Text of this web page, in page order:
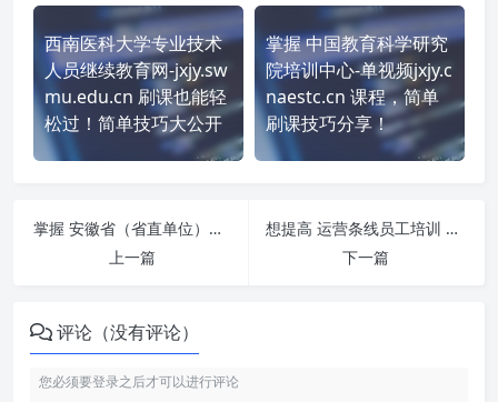
西南医科大学专业技术
人员继续教育网-jxjy.sw
mu.edu.cn 刷课也能轻
松过！简单技巧大公开
掌握 中国教育科学研究
院培训中心-单视频jxjy.c
naestc.cn 课程，简单
刷课技巧分享！
掌握 安徽省（省直单位）专业技术人员继续教育远程培训平台 https://ahsz.huilearning.com/ 课程，简单刷课技巧分享！
上一篇
想提高 运营条线员工培训 https://ce.esnai.net/c/comadbc/index-s.jsp?tcenter=yes 刷课效率？看看这些实用技巧
下一篇
评论（没有评论）